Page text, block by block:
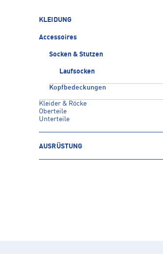
KLEIDUNG
Accessoires
Socken & Stutzen
Laufsocken
Kopfbedeckungen
Kleider & Röcke
Oberteile
Unterteile
AUSRÜSTUNG